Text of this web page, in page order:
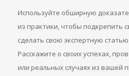
Используйте обширную
из практики, чтобы подкрепить
сделать свою экспертную
Расскажите о своих успехах,
или реальных случаях из вашей